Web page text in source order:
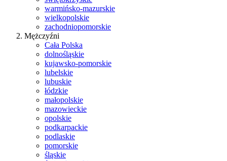
warmińsko-mazurskie
wielkopolskie
zachodniopomorskie
Mężczyźni
Cała Polska
dolnośląskie
kujawsko-pomorskie
lubelskie
lubuskie
łódzkie
małopolskie
mazowieckie
opolskie
podkarpackie
podlaskie
pomorskie
śląskie